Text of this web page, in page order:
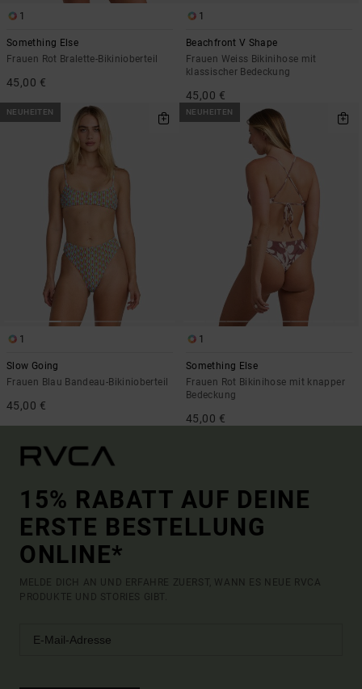
1
Something Else
Frauen Rot Bralette-Bikinioberteil
45,00 €
1
Beachfront V Shape
Frauen Weiss Bikinihose mit
klassischer Bedeckung
45,00 €
NEUHEITEN
1
Slow Going
Frauen Blau Bandeau-Bikinioberteil
45,00 €
NEUHEITEN
1
Something Else
Frauen Rot Bikinihose mit knapper
Bedeckung
45,00 €
15% RABATT AUF DEINE
ERSTE BESTELLUNG
ONLINE*
MELDE DICH AN UND ERFAHRE ZUERST, WANN ES NEUE RVCA
PRODUKTE UND STORIES GIBT.